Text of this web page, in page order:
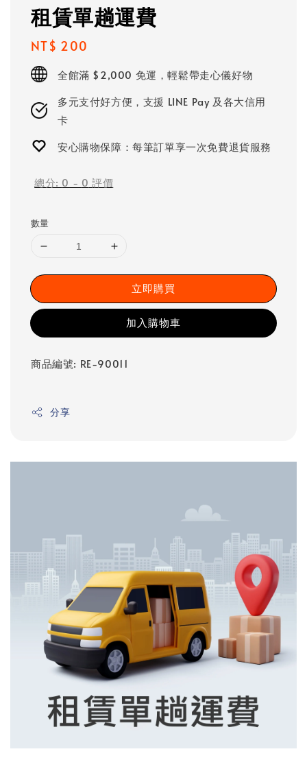
租賃單趟運費
Regular
price
NT$ 200
全館滿 $2,000 免運，輕鬆帶走心儀好物
多元支付好方便，支援 LINE Pay 及各大信用
卡
安心購物保障：每筆訂單享一次免費退貨服務
總分: 0 - 0 評價
數量
立即購買
加入購物車
商品編號: RE-90011
分享